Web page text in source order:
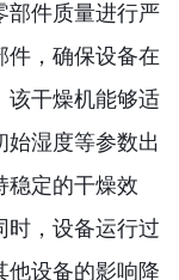
部件质量进行严
件，确保设备在
该干燥机能够适
始湿度等参数出
稳定的干燥效
时，设备运行过
他设备的影响降